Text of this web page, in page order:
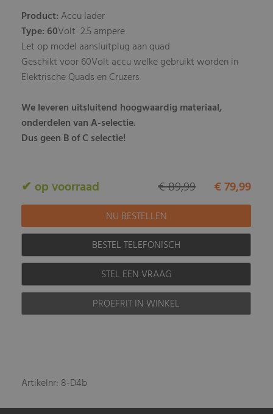
Product: Accu lader
Type: 60Volt 2.5 ampere
Let op model aansluitplug aan quad
Geschikt voor 60Volt accu welke gebruikt worden in
Elektrische Quads en Cruzers
We leveren uitsluitend hoogwaardig materiaal,
onderdelen van A-selectie.
Dus geen B of C selectie!
✔ op voorraad € 79,99
€ 89,99
BESTEL TELEFONISCH
STEL EEN VRAAG
PROEFRIT IN WINKEL
Artikelnr: 8-D4b